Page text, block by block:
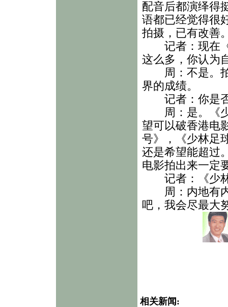
配音后都演绎得
语都已经觉得很
拍摄，已有改善
记者：现在《
这么多，你认为
周：不是。拍
界的成绩。
记者：你是否
周：是。《少
望可以破香港电
号》，《少林足
还是希望能超过
电影拍出来一定
记者：《少林
周：内地有内
吧，我会尽最大
相关新闻: